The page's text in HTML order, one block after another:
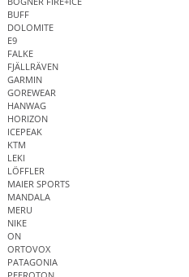
BUFF
DOLOMITE
E9
FALKE
FJÄLLRÄVEN
GARMIN
GOREWEAR
HANWAG
HORIZON
ICEPEAK
KTM
LEKI
LÖFFLER
MAIER SPORTS
MANDALA
MERU
NIKE
ON
ORTOVOX
PATAGONIA